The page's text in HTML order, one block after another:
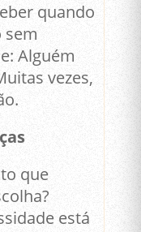
quando
sem
Alguém
vezes,
que
está